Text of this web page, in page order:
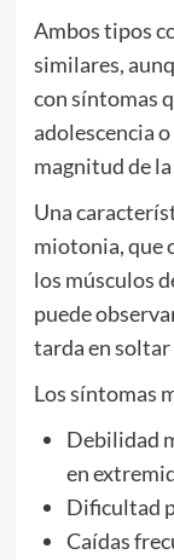
Ambos tipos
similares,
con síntomas
adolescencia
magnitud de
Una
miotonia, que
los músculos
puede
tarda en soltar
Los síntomas
Debilidad
en
Dificultad
Caídas